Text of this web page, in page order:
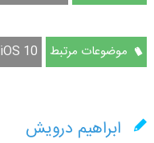
موضوعات مرتبط iOS 10
ابراهیم درویش